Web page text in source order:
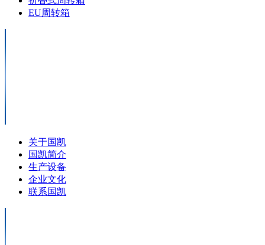
EU周转箱
关于国凯
国凯简介
生产设备
企业文化
联系国凯